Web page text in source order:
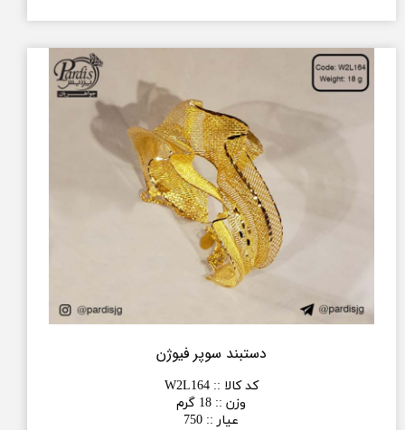
دستبند سوپر فیوژن
کد کالا ::
W2L164
وزن :: 18 گرم
عیار ::
750